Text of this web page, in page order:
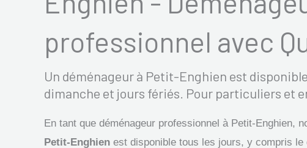
professionnel avec
Un déménageur à Petit-Enghien est
dimanche et jours fériés. Pour particuliers et
En tant que déménageur professionnel à Petit-Enghien,
Petit-Enghien est disponible tous les jours, y compris